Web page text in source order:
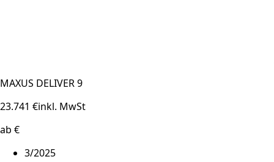
MAXUS DELIVER 9
23.741 €inkl. MwSt
ab €
3/2025